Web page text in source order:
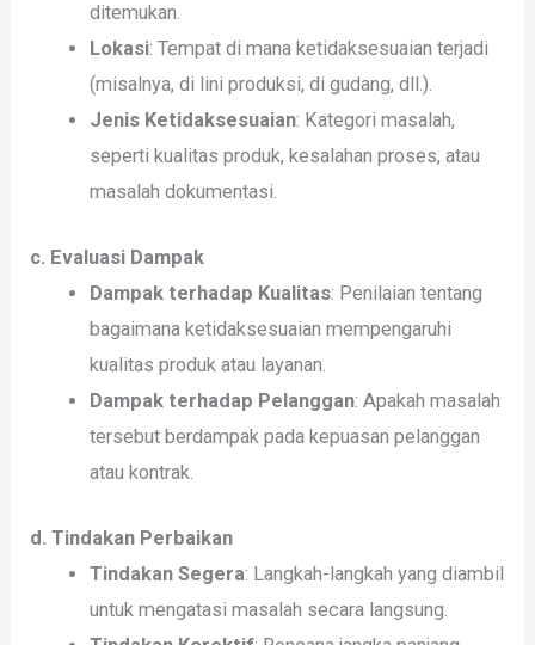
ditemukan.
Lokasi: Tempat di mana ketidaksesuaian terjadi
(misalnya, di lini produksi, di gudang, dll.).
Jenis Ketidaksesuaian: Kategori masalah,
seperti kualitas produk, kesalahan proses, atau
masalah dokumentasi.
c. Evaluasi Dampak
Dampak terhadap Kualitas: Penilaian tentang
bagaimana ketidaksesuaian mempengaruhi
kualitas produk atau layanan.
Dampak terhadap Pelanggan: Apakah masalah
tersebut berdampak pada kepuasan pelanggan
atau kontrak.
d. Tindakan Perbaikan
Tindakan Segera: Langkah-langkah yang diambil
untuk mengatasi masalah secara langsung.